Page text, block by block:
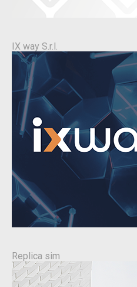
IX way S.r.l.
Replica sim